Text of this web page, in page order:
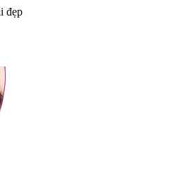
đẹp